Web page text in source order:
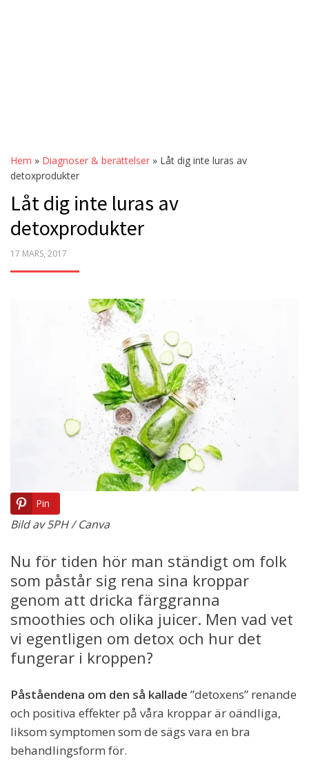
Hem » Diagnoser & berättelser » Låt dig inte luras av
detoxprodukter
Låt dig inte luras av
detoxprodukter
POSTED
17 MARS, 2017
Pin
Bild av 5PH / Canva
Nu för tiden hör man ständigt om folk
som påstår sig rena sina kroppar
genom att dricka färggranna
smoothies och olika juicer. Men vad vet
vi egentligen om detox och hur det
fungerar i kroppen?
Påståendena om den så kallade ”detoxens” renande
och positiva effekter på våra kroppar är oändliga,
liksom symptomen som de sägs vara en bra
behandlingsform för.